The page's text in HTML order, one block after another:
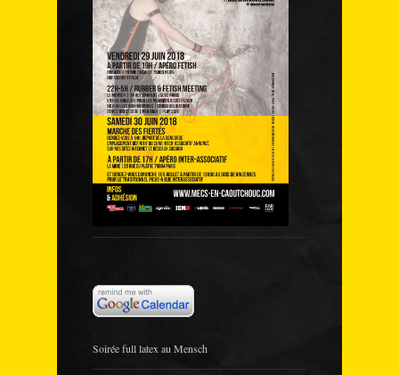
Soirée full latex au Mensch